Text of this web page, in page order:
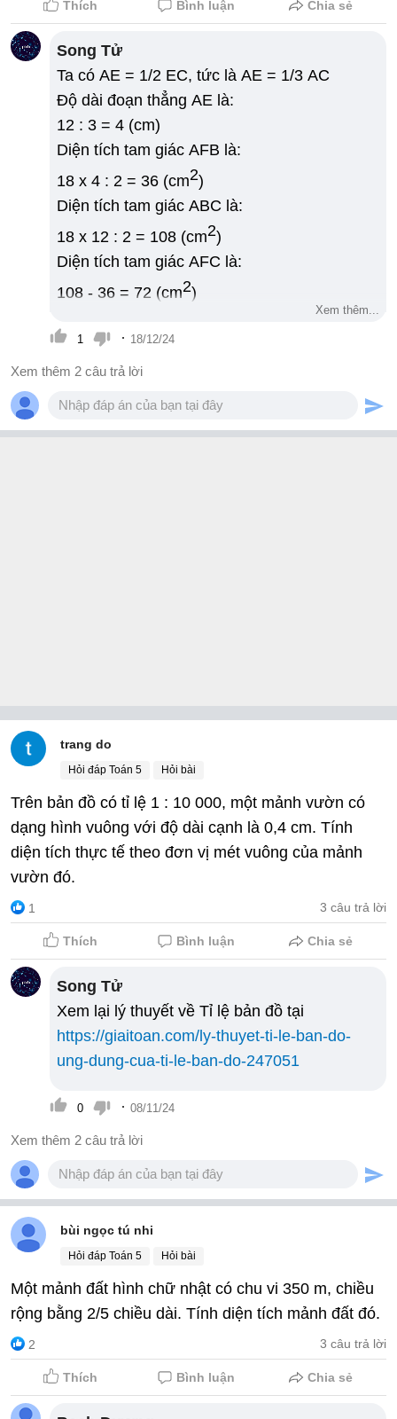
Thích Bình luận Chia sẻ
Song Tử
Ta có AE = 1/2 EC, tức là AE = 1/3 AC
Độ dài đoạn thẳng AE là:
12 : 3 = 4 (cm)
Diện tích tam giác AFB là:
18 x 4 : 2 = 36 (cm2)
Diện tích tam giác ABC là:
18 x 12 : 2 = 108 (cm2)
Diện tích tam giác AFC là:
108 - 36 = 72 (cm2)
72 x 2 : 12 = 12 (cm)
Đáp số: 12 cm.
Xem thêm...
1 · 18/12/24
Xem thêm 2 câu trả lời
trang do
Hỏi đáp Toán 5 Hỏi bài
Trên bản đồ có tỉ lệ 1 : 10 000, một mảnh vườn có
dạng hình vuông với độ dài cạnh là 0,4 cm. Tính
diện tích thực tế theo đơn vị mét vuông của mảnh
vườn đó.
1 3 câu trả lời
Thích Bình luận Chia sẻ
Song Tử
Xem lại lý thuyết về Tỉ lệ bản đồ tại
https://giaitoan.com/ly-thuyet-ti-le-ban-do-
ung-dung-cua-ti-le-ban-do-247051
0 · 08/11/24
Xem thêm 2 câu trả lời
bùi ngọc tú nhi
Hỏi đáp Toán 5 Hỏi bài
Một mảnh đất hình chữ nhật có chu vi 350 m, chiều
rộng bằng 2/5 chiều dài. Tính diện tích mảnh đất đó.
2 3 câu trả lời
Thích Bình luận Chia sẻ